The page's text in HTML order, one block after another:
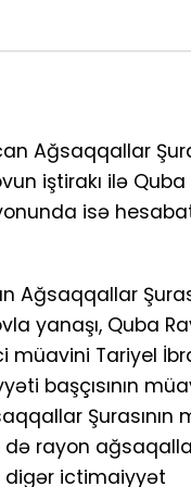
Ağsaqqallar
iştirakı ilə
isə
Ağsaqqallar
yanaşı, Quba
müavini Tariyel
başçısının
Şurasının
rayon
digər ictimaiyyət